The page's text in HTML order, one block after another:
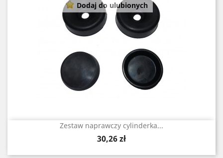
Zestaw naprawczy cylinderka...
Cena
30,26 zł
Dodaj do ulubionych